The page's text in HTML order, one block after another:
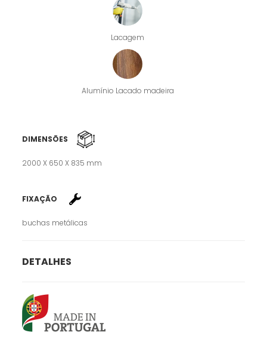
Lacagem
Alumínio Lacado madeira
DIMENSÕES
2000 X 650 X 835 mm
FIXAÇÃO
buchas metálicas
DETALHES